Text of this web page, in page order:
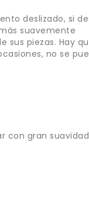
deslizado, si
suavemente
sus piezas. Hay
no se
con gran